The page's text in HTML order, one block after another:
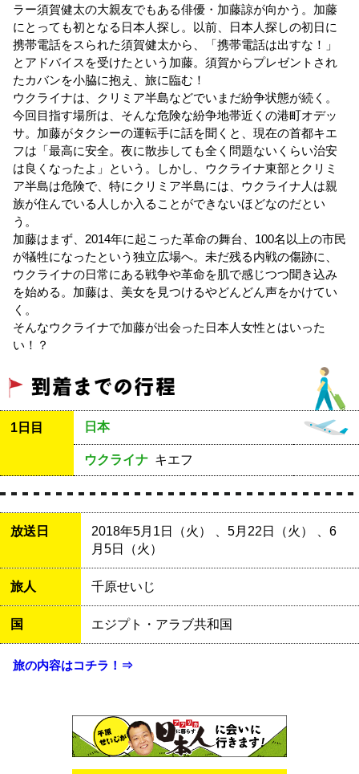
ラー須賀健太の大親友でもある俳優・加藤諒が向かう。加藤
にとっても初となる日本人探し。以前、日本人探しの初日に
携帯電話をスられた須賀健太から、「携帯電話は出すな！」
とアドバイスを受けたという加藤。須賀からプレゼントされ
たカバンを小脇に抱え、旅に臨む！
ウクライナは、クリミア半島などでいまだ紛争状態が続く。
今回目指す場所は、そんな危険な紛争地帯近くの港町オデッ
サ。加藤がタクシーの運転手に話を聞くと、現在の首都キエ
フは「最高に安全。夜に散歩しても全く問題ないくらい治安
は良くなったよ」という。しかし、ウクライナ東部とクリミ
ア半島は危険で、特にクリミア半島には、ウクライナ人は親
族が住んでいる人しか入ることができないほどなのだとい
う。
加藤はまず、2014年に起こった革命の舞台、100名以上の市民
が犠牲になったという独立広場へ。未だ残る内戦の傷跡に、
ウクライナの日常にある戦争や革命を肌で感じつつ聞き込み
を始める。加藤は、美女を見つけるやどんどん声をかけてい
く。
そんなウクライナで加藤が出会った日本人女性とはいった
い！？
1日目 日本
ウクライナ キエフ
放送日
2018年5月1日（火） 、5月22日（火） 、6
月5日（火）
旅人 千原せいじ
国 エジプト・アラブ共和国
旅の内容はコチラ！⇒